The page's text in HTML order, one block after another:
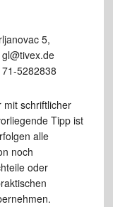
5,
5282838
mit schriftlicher
Tipp ist
alle
noch
oder